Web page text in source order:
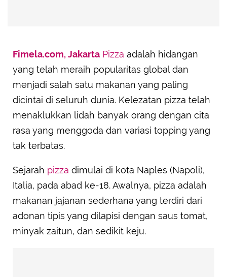
Fimela.com, Jakarta Pizza adalah hidangan
yang telah meraih popularitas global dan
menjadi salah satu makanan yang paling
dicintai di seluruh dunia. Kelezatan pizza telah
menaklukkan lidah banyak orang dengan cita
rasa yang menggoda dan variasi topping yang
tak terbatas.
Sejarah pizza dimulai di kota Naples (Napoli),
Italia, pada abad ke-18. Awalnya, pizza adalah
makanan jajanan sederhana yang terdiri dari
adonan tipis yang dilapisi dengan saus tomat,
minyak zaitun, dan sedikit keju.